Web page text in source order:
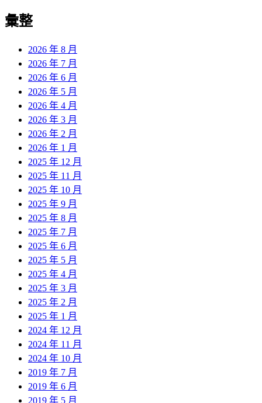
彙整
2026 年 8 月
2026 年 7 月
2026 年 6 月
2026 年 5 月
2026 年 4 月
2026 年 3 月
2026 年 2 月
2026 年 1 月
2025 年 12 月
2025 年 11 月
2025 年 10 月
2025 年 9 月
2025 年 8 月
2025 年 7 月
2025 年 6 月
2025 年 5 月
2025 年 4 月
2025 年 3 月
2025 年 2 月
2025 年 1 月
2024 年 12 月
2024 年 11 月
2024 年 10 月
2019 年 7 月
2019 年 6 月
2019 年 5 月